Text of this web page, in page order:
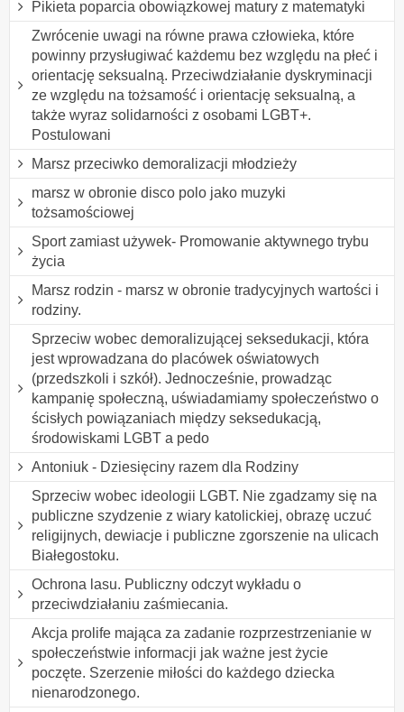
Pikieta poparcia obowiązkowej matury z matematyki
Zwrócenie uwagi na równe prawa człowieka, które
powinny przysługiwać każdemu bez względu na płeć i
orientację seksualną. Przeciwdziałanie dyskryminacji
ze względu na tożsamość i orientację seksualną, a
także wyraz solidarności z osobami LGBT+.
Postulowani
Marsz przeciwko demoralizacji młodzieży
marsz w obronie disco polo jako muzyki
tożsamościowej
Sport zamiast używek- Promowanie aktywnego trybu
życia
Marsz rodzin - marsz w obronie tradycyjnych wartości i
rodziny.
Sprzeciw wobec demoralizującej seksedukacji, która
jest wprowadzana do placówek oświatowych
(przedszkoli i szkół). Jednocześnie, prowadząc
kampanię społeczną, uświadamiamy społeczeństwo o
ścisłych powiązaniach między seksedukacją,
środowiskami LGBT a pedo
Antoniuk - Dziesięciny razem dla Rodziny
Sprzeciw wobec ideologii LGBT. Nie zgadzamy się na
publiczne szydzenie z wiary katolickiej, obrazę uczuć
religijnych, dewiacje i publiczne zgorszenie na ulicach
Białegostoku.
Ochrona lasu. Publiczny odczyt wykładu o
przeciwdziałaniu zaśmiecania.
Akcja prolife mająca za zadanie rozprzestrzenianie w
społeczeństwie informacji jak ważne jest życie
poczęte. Szerzenie miłości do każdego dziecka
nienarodzonego.